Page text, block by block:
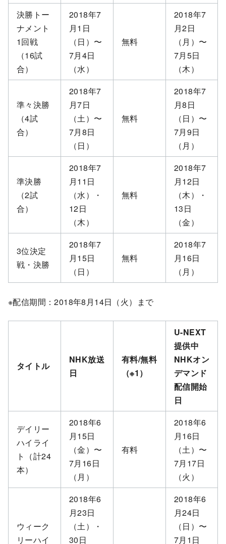
決勝トー
ナメント
1回戦
（16試
合）
2018年7
月1日
（日）〜
7月4日
（水）
無料
2018年7
月2日
（月）〜
7月5日
（木）
準々決勝
（4試
合）
2018年7
月7日
（土）〜
7月8日
（日）
無料
2018年7
月8日
（日）〜
7月9日
（月）
準決勝
（2試
合）
2018年7
月11日
（水）・
12日
（木）
無料
2018年7
月12日
（木）・
13日
（金）
3位決定
戦・決勝
2018年7
月15日
（日）
無料
2018年7
月16日
（月）
※配信期間：2018年8月14日（火）まで
タイトル
NHK放送
日
有料/無料
（※1）
U-NEXT
提供中
NHKオン
デマンド
配信開始
日
デイリー
ハイライ
ト（計24
本）
2018年6
月15日
（金）〜
7月16日
（月）
有料
2018年6
月16日
（土）〜
7月17日
（火）
ウィーク
リーハイ
2018年6
月23日
（土）・
30日
2018年6
月24日
（日）〜
7月1日